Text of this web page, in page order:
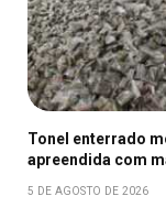
Tonel enterrado
apreendida com
5 DE AGOSTO DE 2026